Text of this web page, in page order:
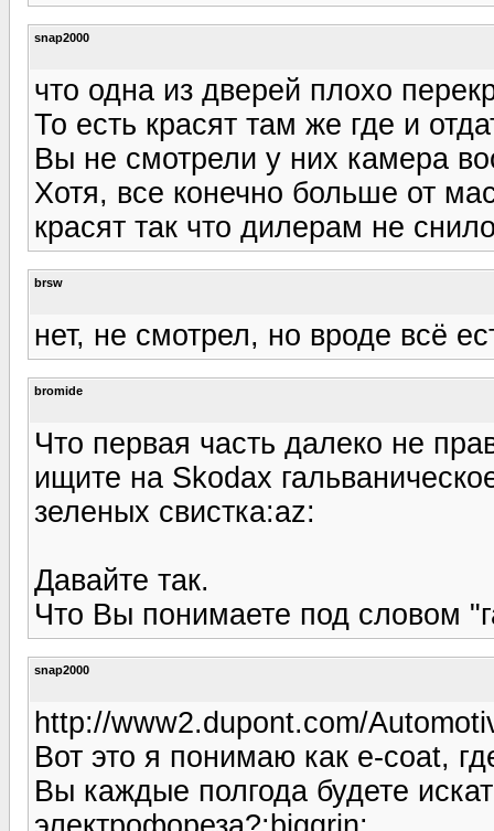
snap2000
что одна из дверей плохо
То есть красят там же где и
Вы не смотрели у них камера
Хотя, все конечно больше от
красят так что дилерам не
brsw
нет, не смотрел, но вроде всё
bromide
Что первая часть далеко не
ищите на Skodaх
зеленых свистка:az:
Давайте так.
Что Вы понимаете под словом
snap2000
http://www2.dupont.com/
Вот это я понимаю как e-coat,
Вы каждые полгода будете